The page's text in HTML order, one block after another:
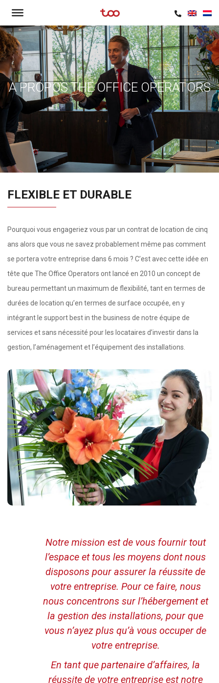
A PROPOS THE OFFICE OPERATORS
FLEXIBLE ET DURABLE
Pourquoi vous engageriez vous par un contrat de location de cinq
ans alors que vous ne savez probablement même pas comment
se portera votre entreprise dans 6 mois ? C’est avec cette idée en
tête que The Office Operators ont lancé en 2010 un concept de
bureau permettant un maximum de flexibilité, tant en termes de
durées de location qu’en termes de surface occupée, en y
intégrant le support best in the business de notre équipe de
services et sans nécessité pour les locataires d’investir dans la
gestion, l’aménagement et l’équipement des installations.
Notre mission est de vous fournir tout
l’espace et tous les moyens dont nous
disposons pour assurer la réussite de
votre entreprise. Pour ce faire, nous
nous concentrons sur l’hébergement et
la gestion des installations, pour que
vous n’ayez plus qu’à vous occuper de
votre entreprise.
En tant que partenaire d’affaires, la
réussite de votre entreprise est notre